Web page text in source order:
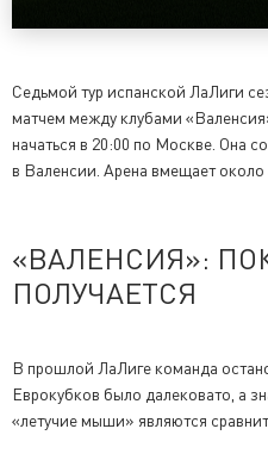
Седьмой тур испанской ЛаЛиги
матчем между клубами
начаться в 20:00 по Москве. Она
в Валенсии. Арена вмещает около
«ВАЛЕНСИЯ»:
ПОЛУЧАЕТСЯ
В прошлой ЛаЛиге команда
Еврокубков было далековато, а
«летучие мыши» являются